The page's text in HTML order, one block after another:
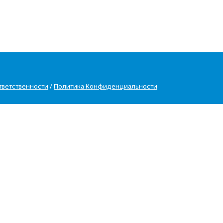
/Политика Конфиденциальности